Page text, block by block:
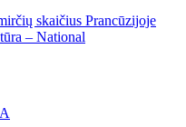
skaičius Prancūzijoje
– National